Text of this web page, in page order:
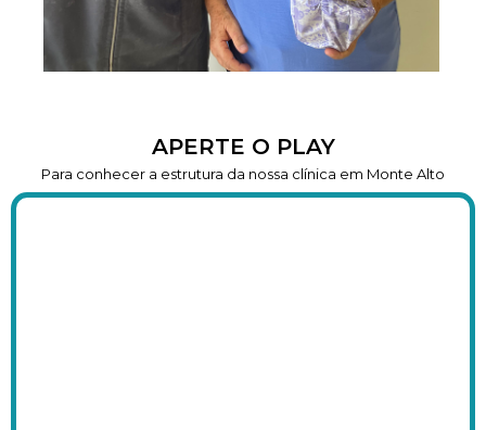
APERTE O PLAY
Para conhecer a estrutura da nossa clínica em Monte Alto